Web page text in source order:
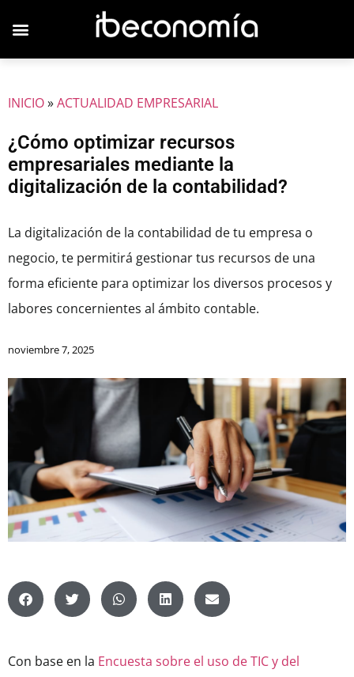
INICIO»ACTUALIDAD EMPRESARIAL
¿Cómo optimizar recursos
empresariales mediante la
digitalización de la contabilidad?
La digitalización de la contabilidad de tu empresa o
negocio, te permitirá gestionar tus recursos de una
forma eficiente para optimizar los diversos procesos y
labores concernientes al ámbito contable.
noviembre 7, 2025
Con base en la Encuesta sobre el uso de TIC y del